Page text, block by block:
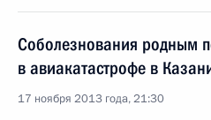
Соболезнования родным
в авиакатастрофе в
17 ноября 2013 года, 21:30